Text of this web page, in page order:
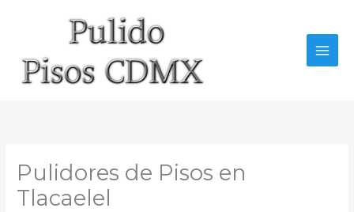
Pulidores de Pisos en
Tlacaelel